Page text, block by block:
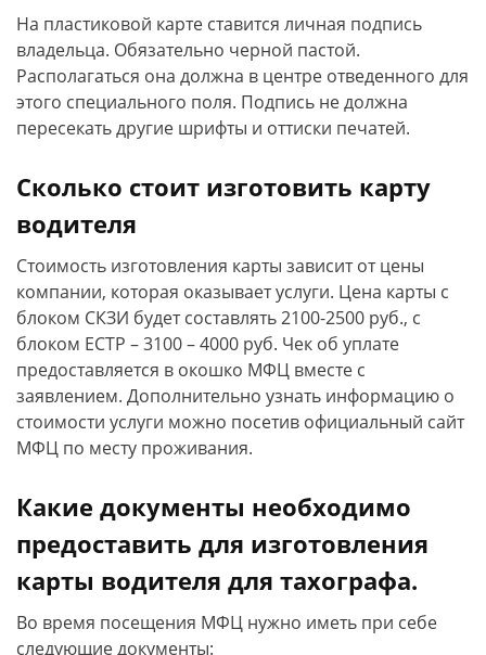
На пластиковой карте ставится личная подпись
владельца. Обязательно черной пастой.
Располагаться она должна в центре отведенного для
этого специального поля. Подпись не должна
пересекать другие шрифты и оттиски печатей.
Сколько стоит изготовить карту
водителя
Стоимость изготовления карты зависит от цены
компании, которая оказывает услуги. Цена карты с
блоком СКЗИ будет составлять 2100-2500 руб., с
блоком ЕСТР – 3100 – 4000 руб. Чек об уплате
предоставляется в окошко МФЦ вместе с
заявлением. Дополнительно узнать информацию о
стоимости услуги можно посетив официальный сайт
МФЦ по месту проживания.
Какие документы необходимо
предоставить для изготовления
карты водителя для тахографа.
Во время посещения МФЦ нужно иметь при себе
следующие документы: